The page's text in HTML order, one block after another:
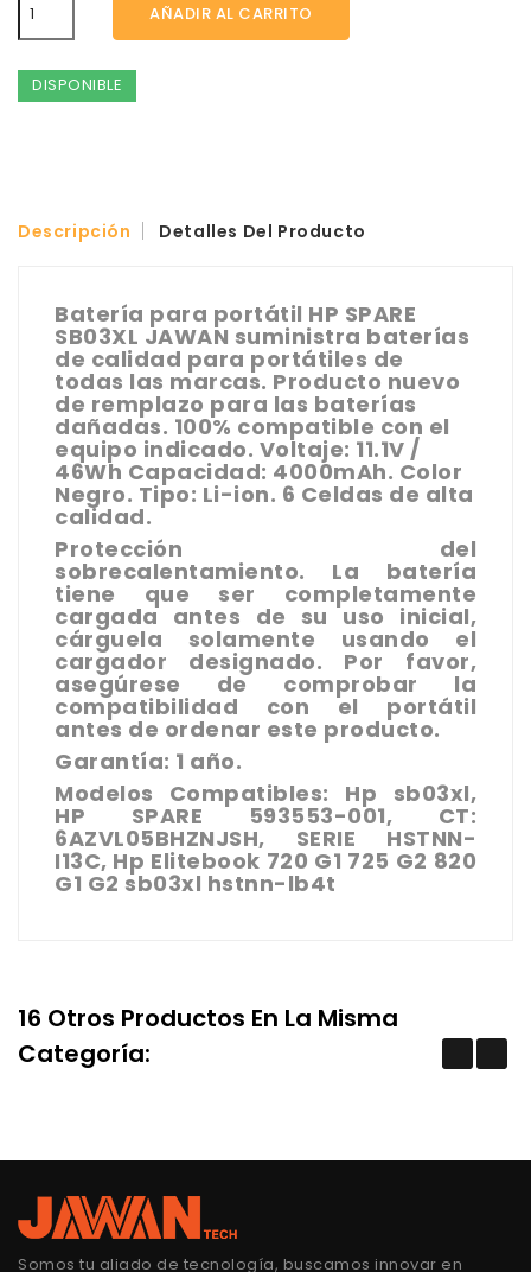
AÑADIR AL CARRITO
DISPONIBLE
Descripción Detalles Del Producto
Batería para portátil HP SPARE
SB03XL JAWAN suministra baterías
de calidad para portátiles de
todas las marcas. Producto nuevo
de remplazo para las baterías
dañadas. 100% compatible con el
equipo indicado. Voltaje: 11.1V /
46Wh Capacidad: 4000mAh. Color
Negro. Tipo: Li-ion. 6 Celdas de alta
calidad.
Protección del
sobrecalentamiento. La batería
tiene que ser completamente
cargada antes de su uso inicial,
cárguela solamente usando el
cargador designado. Por favor,
asegúrese de comprobar la
compatibilidad con el portátil
antes de ordenar este producto.
Garantía: 1 año.
Modelos Compatibles: Hp sb03xl,
HP SPARE 593553-001, CT:
6AZVL05BHZNJSH, SERIE HSTNN-
I13C, Hp Elitebook 720 G1 725 G2 820
G1 G2 sb03xl hstnn-lb4t
16 Otros Productos En La Misma
Categoría:
Somos tu aliado de tecnología, buscamos innovar en